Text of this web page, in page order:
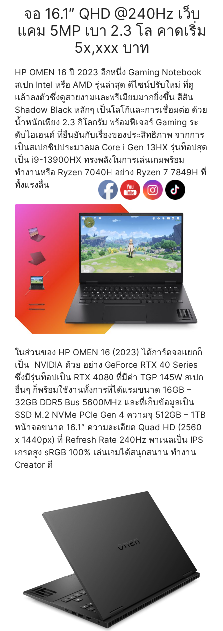
จอ 16.1″ QHD @240Hz เว็บ
แคม 5MP เบา 2.3 โล คาดเริ่ม
5x,xxx บาท
HP OMEN 16 ปี 2023 อีกหนึ่ง Gaming Notebook
สเปก Intel หรือ AMD รุ่นล่าสุด ดีไซน์ปรับใหม่ ที่ดู
แล้วลงตัวซึ่งดูสวยงามและพรีเมียมมากยิ่งขึ้น สีสัน
Shadow Black​ หลักๆ เป็นโลโก้และการเชื่อมต่อ ด้วย
น้ำหนักเพียง 2.3 กิโลกรัม พร้อมฟีเจอร์ Gaming ระ
ดับไฮเอนด์ ที่ยืนยันกับเรื่องของประสิทธิภาพ จากการ
เป็นสเปกชิปประมวลผล Core i Gen 13HX รุ่นท็อปสุด
เป็น i9-13900HX ทรงพลังในการเล่นเกมพร้อม
ทำงานหรือ Ryzen 7040H อย่าง Ryzen 7 7849H ที่
ทั้งแรงลื่น
ในส่วนของ HP OMEN 16 (2023) ได้การ์ดจอแยกก็
เป็น NVIDIA ด้วย อย่าง GeForce RTX 40 Series
ซึ่งมีรุ่นท็อปเป็น RTX 4080 ที่มีค่า TGP 145W สเปก
อื่นๆ ก็พร้อมใช้งานทั้งการที่ได้แรมขนาด 16GB –
32GB DDR5 Bus 5600MHz และที่เก็บข้อมูลเป็น
SSD M.2 NVMe PCIe Gen 4 ความจุ 512GB – 1TB
หน้าจอขนาด 16.1″ ความละเอียด Quad HD (2560
x 1440px) ที่ Refresh Rate 240Hz พาเนลเป็น IPS
เกรดสูง sRGB 100% เล่นเกมได้สนุกสนาน ทำงาน
Creator ดี